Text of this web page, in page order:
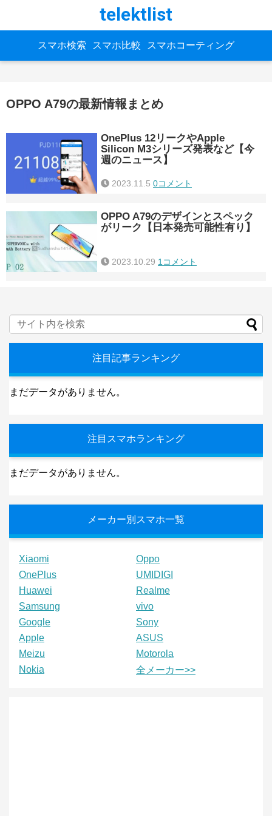
telektlist
スマホ検索 スマホ比較 スマホコーティング
OPPO A79の最新情報まとめ
OnePlus 12リークやApple
Silicon M3シリーズ発表など【今
週のニュース】
2023.11.5 0コメント
OPPO A79のデザインとスペック
がリーク【日本発売可能性有り】
2023.10.29 1コメント
注目記事ランキング
まだデータがありません。
注目スマホランキング
まだデータがありません。
メーカー別スマホ一覧
Xiaomi
Oppo
OnePlus
UMIDIGI
Huawei
Realme
Samsung
vivo
Google
Sony
Apple
ASUS
Meizu
Motorola
Nokia
全メーカー>>